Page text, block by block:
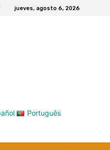
jueves, agosto 6, 2026
Português